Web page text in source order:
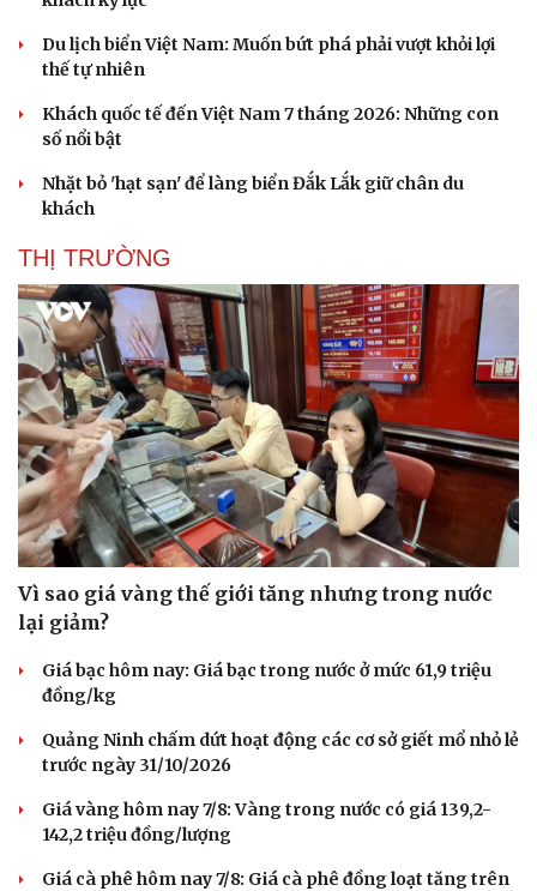
Du lịch biển Việt Nam: Muốn bứt phá phải vượt khỏi lợi
thế tự nhiên
Khách quốc tế đến Việt Nam 7 tháng 2026: Những con
số nổi bật
Nhặt bỏ 'hạt sạn' để làng biển Đắk Lắk giữ chân du
khách
THỊ TRƯỜNG
Vì sao giá vàng thế giới tăng nhưng trong nước
lại giảm?
Giá bạc hôm nay: Giá bạc trong nước ở mức 61,9 triệu
đồng/kg
Quảng Ninh chấm dứt hoạt động các cơ sở giết mổ nhỏ lẻ
trước ngày 31/10/2026
Giá vàng hôm nay 7/8: Vàng trong nước có giá 139,2-
142,2 triệu đồng/lượng
Giá cà phê hôm nay 7/8: Giá cà phê đồng loạt tăng trên